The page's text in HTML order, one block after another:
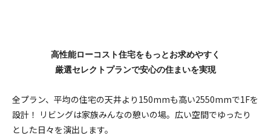
高性能ローコスト住宅をもっとお求めやすく
厳選セレクトプランで安心の住まいを実現
全プラン、平均の住宅の天井より150mmも高い2550mmで1Fを
設計！ リビングは家族みんなの憩いの場。広い空間でゆったり
とした日々を演出します。